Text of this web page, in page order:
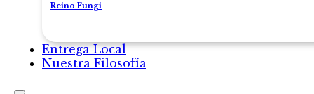
Reino Fungi
Entrega Local
Nuestra Filosofía